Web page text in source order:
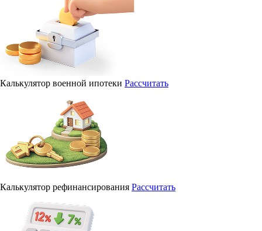
Калькулятор военной ипотеки Рассчитать
Калькулятор рефинансирования Рассчитать